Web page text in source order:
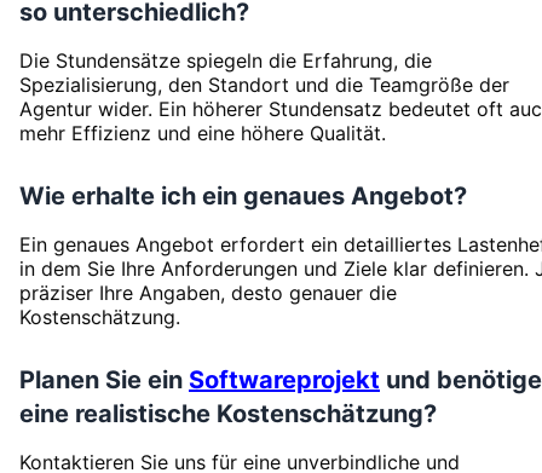
so unterschiedlich?
Die Stundensätze spiegeln die Erfahrung, die
Spezialisierung, den Standort und die Teamgröße der
Agentur wider. Ein höherer Stundensatz bedeutet oft
mehr Effizienz und eine höhere Qualität.
Wie erhalte ich ein genaues Angebot?
Ein genaues Angebot erfordert ein detailliertes
in dem Sie Ihre Anforderungen und Ziele klar definieren.
präziser Ihre Angaben, desto genauer die
Kostenschätzung.
Planen Sie ein Softwareprojekt und
eine realistische Kostenschätzung?
Kontaktieren Sie uns für eine unverbindliche und